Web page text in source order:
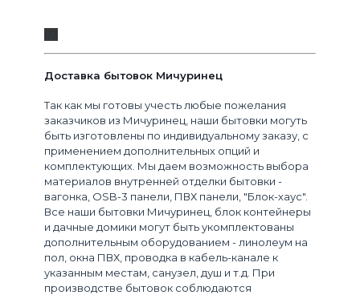
Доставка бытовок Мичуринец
Так как мы готовы учесть любые пожелания
заказчиков из Мичуринец, наши бытовки могуть
быть изготовлены по индивидуальному заказу, с
применением дополнительных опций и
комплектующих. Мы даем возможность выбора
материалов внутренней отделки бытовки -
вагонка, OSB-3 панели, ПВХ панели, "Блок-хаус".
Все наши бытовки Мичуринец, блок контейнеры
и дачные домики могут быть укомплектованы
дополнительным оборудованием - линолеум на
пол, окна ПВХ, проводка в кабель-канале к
указанным местам, санузел, душ и т.д. При
производстве бытовок соблюдаются